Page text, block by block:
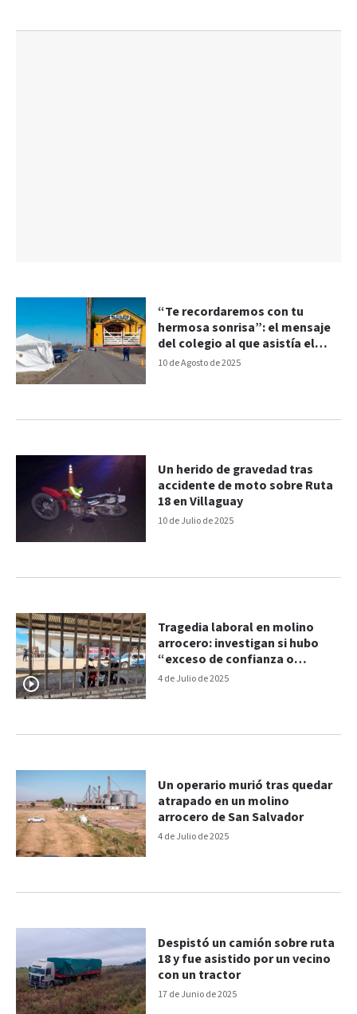
10 de Agosto de 2025
“Te recordaremos con tu
hermosa sonrisa”: el mensaje
del colegio al que asistía el
niño de 10 años que murió
10 de Julio de 2025
Un herido de gravedad tras
accidente de moto sobre Ruta
18 en Villaguay
4 de Julio de 2025
Tragedia laboral en molino
arrocero: investigan si hubo
“exceso de confianza o
impericia”
4 de Julio de 2025
Un operario murió tras quedar
atrapado en un molino
arrocero de San Salvador
17 de Junio de 2025
Despistó un camión sobre ruta
18 y fue asistido por un vecino
con un tractor